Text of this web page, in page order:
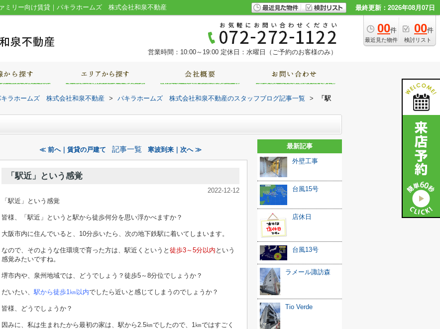
ミリー向け賃貸｜パキラホームズ 株式会社和泉不動産 最終更新：2026年08月07日
00件
最近見た物件
00件
検討リスト
営業時間：10:00～19:00 定休日：水曜日（ご予約のお客様のみ）
キラホームズ 株式会社和泉不動産 > パキラホームズ 株式会社和泉不動産のスタッフブログ記事一覧 >
「駅
≪ 前へ｜賃貸の戸建て 記事一覧 寒波到来｜次へ ≫
「駅近」という感覚
2022-12-12
「駅近」という感覚
皆様、「駅近」というと駅から徒歩何分を思い浮かべますか？
大阪市内に住んでいると、10分歩いたら、次の地下鉄駅に着いてしまいます。
なので、そのような住環境で育った方は、駅近くというと 徒歩3～5分以内 という
感覚みたいですね。
堺市内や、泉州地域では、どうでしょう？徒歩5～8分位でしょうか？
だいたい、駅から徒歩1㎞以内でしたら近いと感じてしまうのでしょうか？
皆様、どうでしょうか？
因みに、私は生まれたから最初の家は、駅から2.5㎞でしたので、1㎞ではすごく
最新記事
外壁工事
台風15号
店休日
台風13号
ラメール諏訪森
Tio Verde